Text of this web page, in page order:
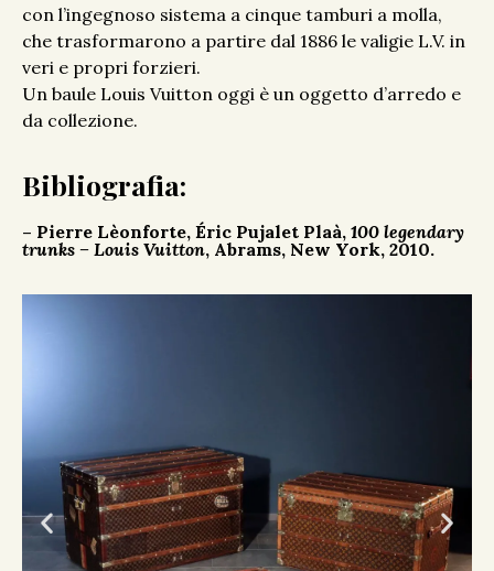
con l’ingegnoso sistema a cinque tamburi a molla,
che trasformarono a partire dal 1886 le valigie L.V. in
veri e propri forzieri.
Un baule Louis Vuitton oggi è un oggetto d’arredo e
da collezione.
Bibliografia:
– Pierre Lèonforte, Éric Pujalet Plaà, 100 legendary
trunks – Louis Vuitton, Abrams, New York, 2010.